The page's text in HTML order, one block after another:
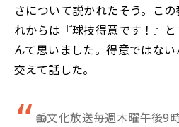
さについて説かれたそう。こ
れからは『球技得意です！』
んて思いました。得意ではな
交えて話した。
📻文化放送毎週木曜午後9